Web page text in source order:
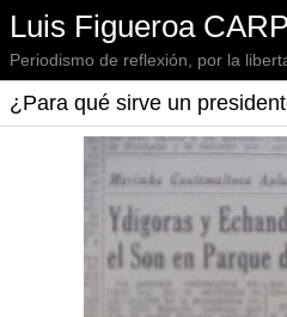
Luis Figueroa
Periodismo de reflexión, por la
¿Para qué sirve un